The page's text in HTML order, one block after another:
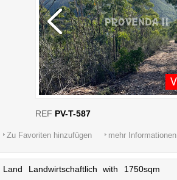
REF PV-T-587
Zu Favoriten hinzufügen mehr Informationen
Land Landwirtschaftlich with 1750sqm